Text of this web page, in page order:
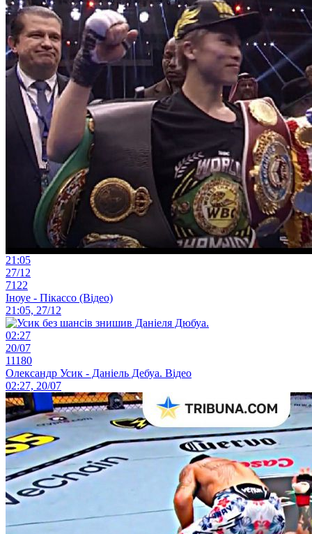
21:05
27/12
7122
Іноуе - Пікассо (Відео)
21:05, 27/12
02:27
20/07
11180
Олександр Усик - Даніель Дебуа. Відео
02:27, 20/07